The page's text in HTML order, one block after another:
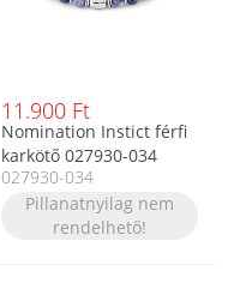
11.900 Ft
Nomination Instict férfi
karkötő 027930-034
027930-034
Pillanatnyilag nem
rendelhető!